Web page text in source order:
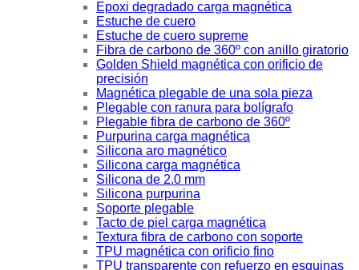
Epoxi degradado carga magnética
Estuche de cuero
Estuche de cuero supreme
Fibra de carbono de 360º con anillo giratorio
Golden Shield magnética con orificio de
precisión
Magnética plegable de una sola pieza
Plegable con ranura para bolígrafo
Plegable fibra de carbono de 360º
Purpurina carga magnética
Silicona aro magnético
Silicona carga magnética
Silicona de 2.0 mm
Silicona purpurina
Soporte plegable
Tacto de piel carga magnética
Textura fibra de carbono con soporte
TPU magnética con orificio fino
TPU transparente con refuerzo en esquinas